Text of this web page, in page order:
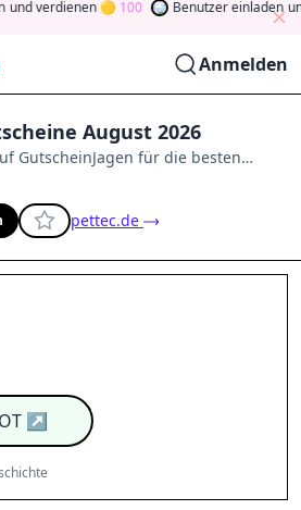
verdienen 100 Benutzer einladen und
Anmelden
August 2026
GutscheinJagen für die besten
im
und verdienen Sie Tokens, indem Sie
Testen, Teilen und mehr
Sie den Glücksklee
pettec.de
↗